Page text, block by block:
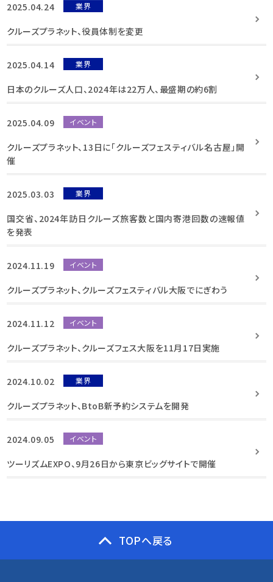
2025.04.24 業界
クルーズプラネット、役員体制を変更
2025.04.14 業界
日本のクルーズ人口、2024年は22万人、最盛期の約6割
2025.04.09 イベント
クルーズプラネット、13日に「クルーズフェスティバル名古屋」開
催
2025.03.03 業界
国交省、2024年訪日クルーズ旅客数と国内寄港回数の速報値
を発表
2024.11.19 イベント
クルーズプラネット、クルーズフェスティバル大阪でにぎわう
2024.11.12 イベント
クルーズプラネット、クルーズフェス大阪を11月17日実施
2024.10.02 業界
クルーズプラネット、BtoB新予約システムを開発
2024.09.05 イベント
ツーリズムEXPO、9月26日から東京ビッグサイトで開催
TOPへ戻る